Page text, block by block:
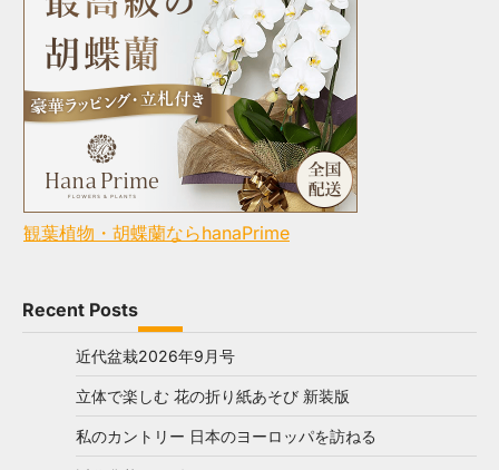
観葉植物・胡蝶蘭ならhanaPrime
Recent Posts
近代盆栽2026年9月号
立体で楽しむ 花の折り紙あそび 新装版
私のカントリー 日本のヨーロッパを訪ねる